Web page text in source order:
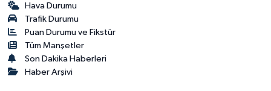
Hava Durumu
Trafik Durumu
Puan Durumu ve Fikstür
Tüm Manşetler
Son Dakika Haberleri
Haber Arşivi